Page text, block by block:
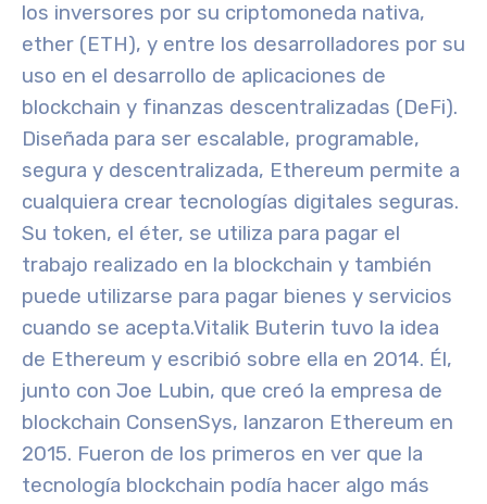
los inversores por su criptomoneda nativa,
ether (ETH), y entre los desarrolladores por su
uso en el desarrollo de aplicaciones de
blockchain y finanzas descentralizadas (DeFi).
Diseñada para ser escalable, programable,
segura y descentralizada, Ethereum permite a
cualquiera crear tecnologías digitales seguras.
Su token, el éter, se utiliza para pagar el
trabajo realizado en la blockchain y también
puede utilizarse para pagar bienes y servicios
cuando se acepta.Vitalik Buterin tuvo la idea
de Ethereum y escribió sobre ella en 2014. Él,
junto con Joe Lubin, que creó la empresa de
blockchain ConsenSys, lanzaron Ethereum en
2015. Fueron de los primeros en ver que la
tecnología blockchain podía hacer algo más